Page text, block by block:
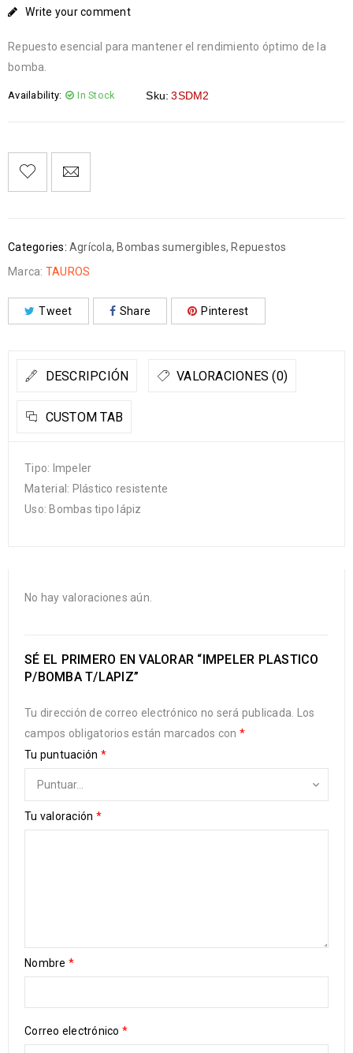
Write your comment
Repuesto esencial para mantener el rendimiento óptimo de la
bomba.
Availability: In Stock Sku: 3SDM2
Categories: Agrícola, Bombas sumergibles, Repuestos
Marca: TAUROS
Tweet Share Pinterest
DESCRIPCIÓN VALORACIONES (0)
CUSTOM TAB
Tipo: Impeler
Material: Plástico resistente
Uso: Bombas tipo lápiz
No hay valoraciones aún.
SÉ EL PRIMERO EN VALORAR “IMPELER PLASTICO
P/BOMBA T/LAPIZ”
Tu dirección de correo electrónico no será publicada. Los
campos obligatorios están marcados con *
Tu puntuación *
Tu valoración *
Nombre *
Correo electrónico *